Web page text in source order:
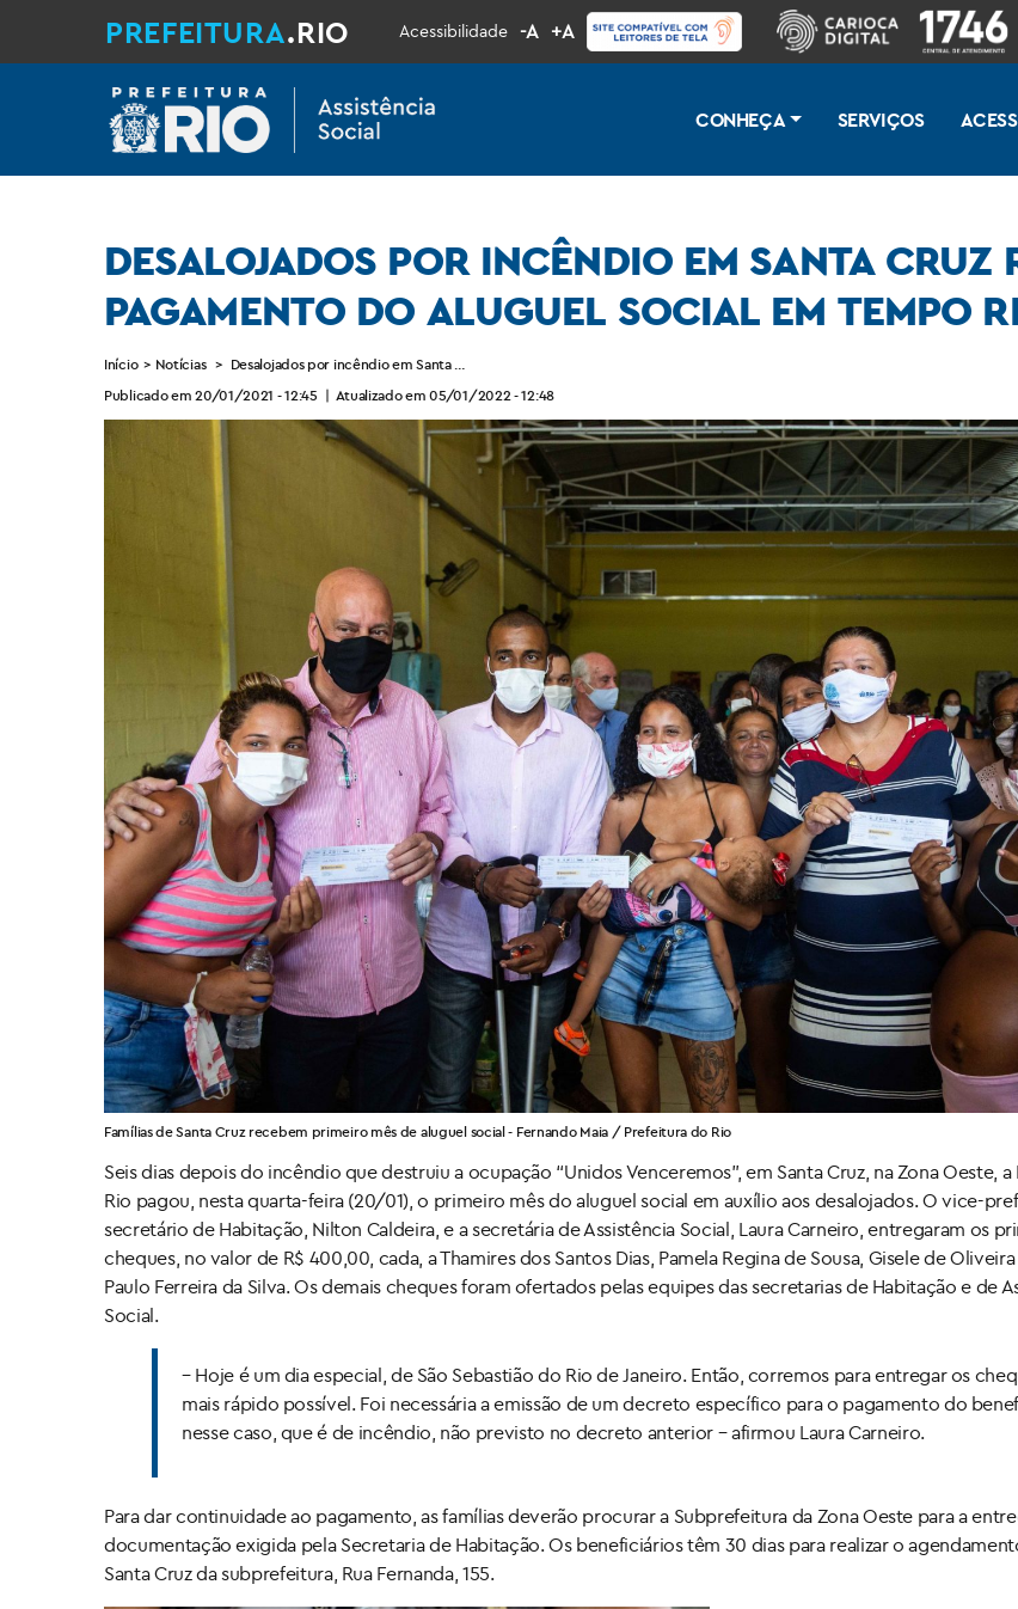
PREFEITURA.RIO Acessibilidade -A +A
CONHEÇA SERVIÇOS
DESALOJADOS POR INCÊNDIO EM SANTA CRUZ
PAGAMENTO DO ALUGUEL SOCIAL EM TEMPO
Início > Notícias > Desalojados por incêndio em Santa Cruz recebem primeiro pagamento do aluguel social em tempo recorde
Publicado em 20/01/2021 - 12:45 | Atualizado em 05/01/2022 - 12:48
Famílias de Santa Cruz recebem primeiro mês de aluguel social - Fernando Maia / Prefeitura do Rio
Seis dias depois do incêndio que destruiu a ocupação “Unidos Venceremos”, em Santa Cruz, na Zona Oeste,
Rio pagou, nesta quarta-feira (20/01), o primeiro mês do aluguel social em auxílio aos desalojados. O vice-
secretário de Habitação, Nilton Caldeira, e a secretária de Assistência Social, Laura Carneiro, entregaram os
cheques, no valor de R$ 400,00, cada, a Thamires dos Santos Dias, Pamela Regina de Sousa, Gisele de
Paulo Ferreira da Silva. Os demais cheques foram ofertados pelas equipes das secretarias de Habitação e de
Social.
– Hoje é um dia especial, de São Sebastião do Rio de Janeiro. Então, corremos para entregar os
mais rápido possível. Foi necessária a emissão de um decreto específico para o pagamento do
nesse caso, que é de incêndio, não previsto no decreto anterior – afirmou Laura Carneiro.
Para dar continuidade ao pagamento, as famílias deverão procurar a Subprefeitura da Zona Oeste para a
documentação exigida pela Secretaria de Habitação. Os beneficiários têm 30 dias para realizar o
Santa Cruz da subprefeitura, Rua Fernanda, 155.